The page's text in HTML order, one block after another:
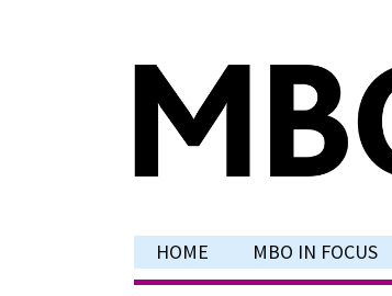
HOME MBO IN FOCUS